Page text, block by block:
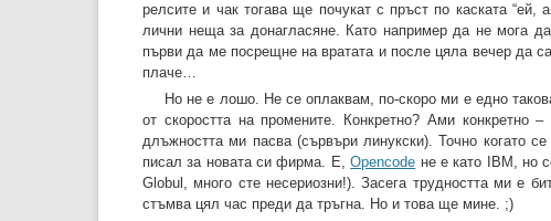
релсите и чак тогава ще почукат с пръст по каската
лични неща за донагласяне. Като например да не мога
първи да ме посрещне на вратата и после цяла вечер да
плаче…
Но не е лошо. Не се оплаквам, по-скоро ми е едно
от скоростта на промените. Конкретно? Ами конкретно
длъжността ми пасва (сървъри линукски). Точно когато
писал за новата си фирма. Е,Opencode не е като IBM, но
Globul, много сте несериозни!). Засега трудността ми е
стъмва цял час преди да тръгна. Но и това ще мине. ;)